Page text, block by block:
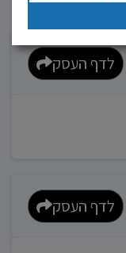
כאן
לדף העסק
לדף העסק